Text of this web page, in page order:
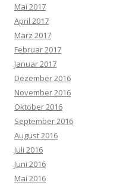
Mai 2017
April 2017
März 2017
Februar 2017
Januar 2017
Dezember 2016
November 2016
Oktober 2016
September 2016
August 2016
Juli 2016
Juni 2016
Mai 2016